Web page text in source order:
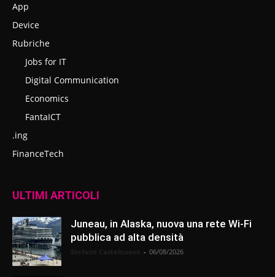
App
Device
Rubriche
Jobs for IT
Digital Communication
Economics
FantaICT
.ing
FinanceTech
ULTIMI ARTICOLI
Juneau, in Alaska, nuova una rete Wi-Fi
pubblica ad alta densità
- 06/08/2026